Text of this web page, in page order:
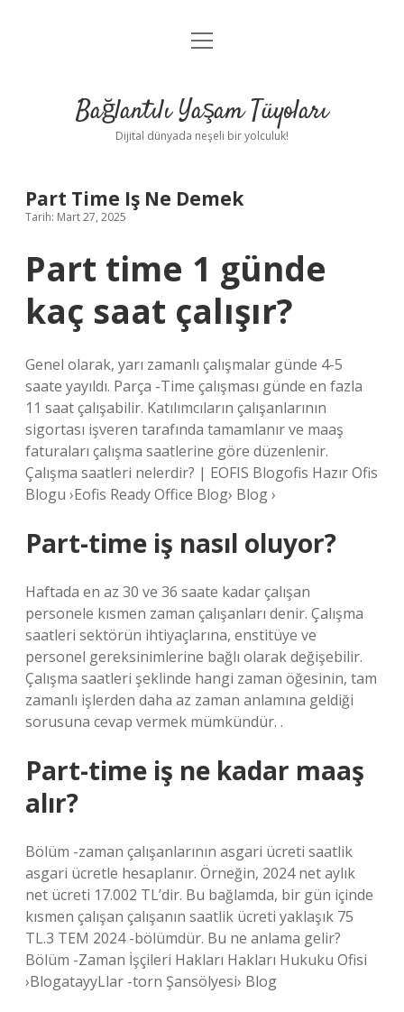
Anasayfa
Yasal Uyarı
menüyü
Bağlantılı Yaşam Tüyoları
Dijital dünyada neşeli bir yolculuk!
Part Time Iş Ne Demek
Tarih: Mart 27, 2025
Part time 1 günde
kaç saat çalışır?
Genel olarak, yarı zamanlı çalışmalar günde 4-5
saate yayıldı. Parça -Time çalışması günde en fazla
11 saat çalışabilir. Katılımcıların çalışanlarının
sigortası işveren tarafında tamamlanır ve maaş
faturaları çalışma saatlerine göre düzenlenir.
Çalışma saatleri nelerdir? | EOFIS Blogofis Hazır Ofis
Blogu ›Eofis Ready Office Blog› Blog ›
Part-time iş nasıl oluyor?
Haftada en az 30 ve 36 saate kadar çalışan
personele kısmen zaman çalışanları denir. Çalışma
saatleri sektörün ihtiyaçlarına, enstitüye ve
personel gereksinimlerine bağlı olarak değişebilir.
Çalışma saatleri şeklinde hangi zaman öğesinin, tam
zamanlı işlerden daha az zaman anlamına geldiği
sorusuna cevap vermek mümkündür. .
Part-time iş ne kadar maaş
alır?
Bölüm -zaman çalışanlarının asgari ücreti saatlik
asgari ücretle hesaplanır. Örneğin, 2024 net aylık
net ücreti 17.002 TL’dir. Bu bağlamda, bir gün içinde
kısmen çalışan çalışanın saatlik ücreti yaklaşık 75
TL.3 TEM 2024 -bölümdür. Bu ne anlama gelir?
Bölüm -Zaman İşçileri Hakları Hakları Hukuku Ofisi
›BlogatayyLlar -torn Şansölyesi› Blog